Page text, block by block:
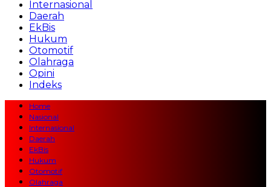
Internasional
Daerah
EkBis
Hukum
Otomotif
Olahraga
Opini
Indeks
Home
Nasional
Internasional
Daerah
EkBis
Hukum
Otomotif
Olahraga